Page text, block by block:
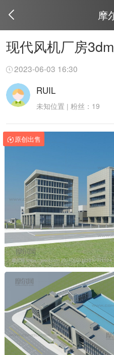
摩
现代风机厂房
2023-06-03 16:30
RUIL
未知位置 | 粉丝：19
原创出售